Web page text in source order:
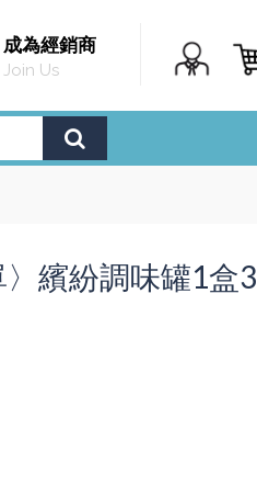
成為經銷商
Join Us
〉繽紛調味罐1盒3